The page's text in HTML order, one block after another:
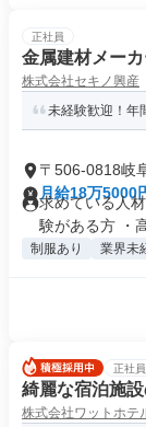
正社員
金属建材メー
株式会社セキノ興産
未経験歓迎！年
〒506-0818岐
月給18万5000
求めている人
験がある方 ・
制服あり 業界未
正社員
綺麗な宿泊施
株式会社ワットホテ